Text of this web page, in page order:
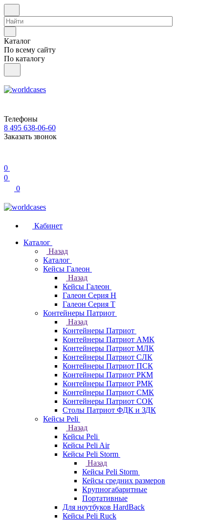
Каталог
По всему сайту
По каталогу
Телефоны
8 495 638-06-60
Заказать звонок
0
0
0
Кабинет
Каталог
Назад
Каталог
Кейсы Галеон
Назад
Кейсы Галеон
Галеон Серия Н
Галеон Серия Т
Контейнеры Патриот
Назад
Контейнеры Патриот
Контейнеры Патриот АМК
Контейнеры Патриот МЛК
Контейнеры Патриот CЛК
Контейнеры Патриот ПСК
Контейнеры Патриот РКМ
Контейнеры Патриот РМК
Контейнеры Патриот СМК
Контейнеры Патриот СОК
Столы Патриот ФДК и ЗДК
Кейсы Peli
Назад
Кейсы Peli
Кейсы Peli Air
Кейсы Peli Storm
Назад
Кейсы Peli Storm
Кейсы средних размеров
Крупногабаритные
Портативные
Для ноутбуков HardBack
Кейсы Peli Ruck